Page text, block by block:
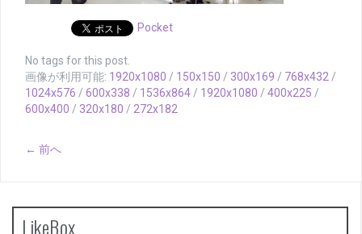
Pocket
No tags for this post.
画像が利用可能: 1920x1080 / 150x150 / 300x169 / 768x432/
1024x576 / 600x338 / 1536x864/ 1920x1080 / 400x225 /
600x400 / 320x180 / 272x182
← 前へ
LikeBox